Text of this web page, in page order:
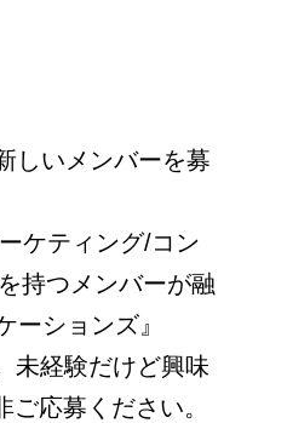
しいメンバーを募
ケティング/コン
持つメンバーが融
ーションズ』
未経験だけど興味
応募ください。